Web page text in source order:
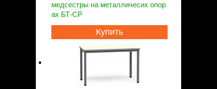
медсестры на металличесих опор
ах БТ-СР
Купить